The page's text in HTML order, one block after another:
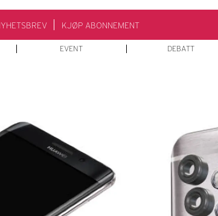
KJØP ABONNEMENT
EVENT DEBATT